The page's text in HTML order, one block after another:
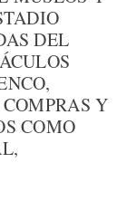
DEL
Y
COMO